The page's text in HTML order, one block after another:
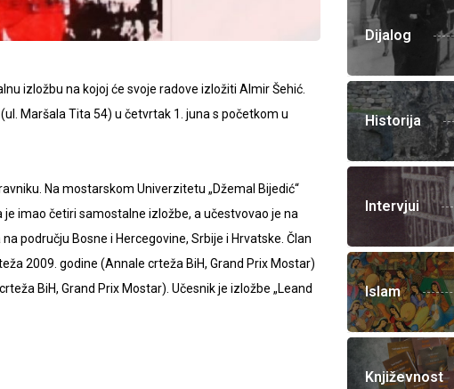
izložbu na kojoj će svoje radove izložiti Almir Šehić.
Maršala Tita 54) u četvrtak 1. juna s početkom u
Na mostarskom Univerzitetu „Džemal Bijedić“
imao četiri samostalne izložbe, a učestvovao je na
području Bosne i Hercegovine, Srbije i Hrvatske. Član
2009. godine (Annale crteža BiH, Grand Prix Mostar)
BiH, Grand Prix Mostar). Učesnik je izložbe „Leand
Dijalog
Historija
Intervjui
Islam
Književnost